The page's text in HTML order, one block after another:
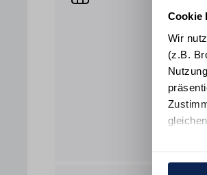
Cookie
Wir
(z.B.